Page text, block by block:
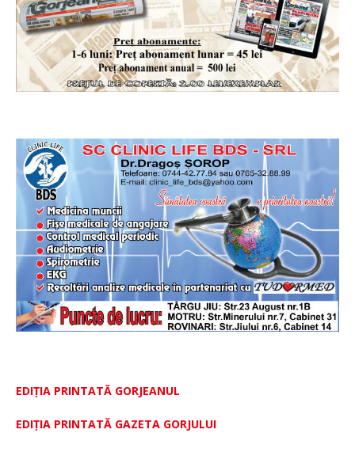
EDIȚIA PRINTATĂ GORJEANUL
EDIŢIA PRINTATĂ GAZETA GORJULUI